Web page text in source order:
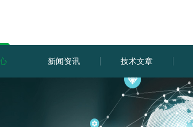
新闻资讯 技术文章